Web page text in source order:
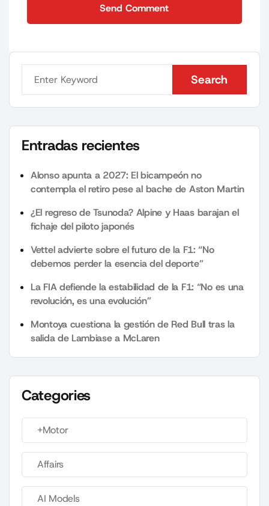
Send Comment
Search
Search
Entradas recientes
Alonso apunta a 2027: El bicampeón no
contempla el retiro pese al bache de Aston Martin
¿El regreso de Tsunoda? Alpine y Haas barajan el
fichaje del piloto japonés
Vettel advierte sobre el futuro de la F1: “No
debemos perder la esencia del deporte”
La FIA defiende la estabilidad de la F1: “No es una
revolución, es una evolución”
Montoya cuestiona la gestión de Red Bull tras la
salida de Lambiase a McLaren
Categories
+Motor
Affairs
AI Models